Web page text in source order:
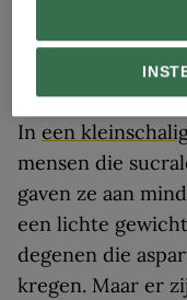
en een
vergelijking met
hadden
In een
mensen die
gaven ze aan
een lichte
degenen die
kregen. Maar er